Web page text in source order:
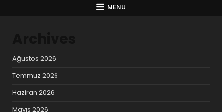
MENU
Ağustos 2026
Temmuz 2026
Haziran 2026
Mayıs 2026